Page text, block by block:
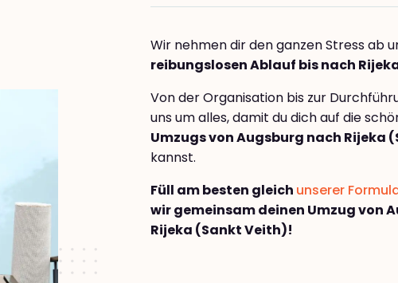
Wir nehmen dir den ganzen Stress ab
reibungslosen Ablauf bis nach
Von der Organisation bis zur
uns um alles, damit du dich auf die
Umzugs von Augsburg nach Rijeka
kannst.
Füll am besten gleich unserer
wir gemeinsam deinen Umzug von
Rijeka (Sankt Veith)!